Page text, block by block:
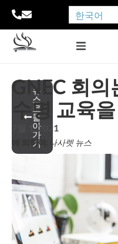
한국어
뉴
스
로
돌
아
가
기
GNEC 회의
수명 교육
7월 1, 2021
에 의하여: 나사렛 뉴스